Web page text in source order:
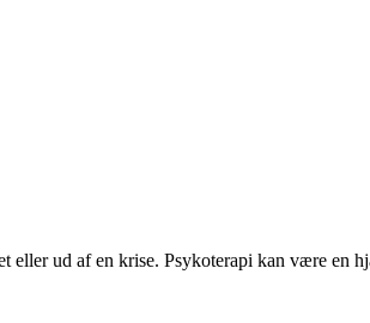
eller ud af en krise. Psykoterapi kan være